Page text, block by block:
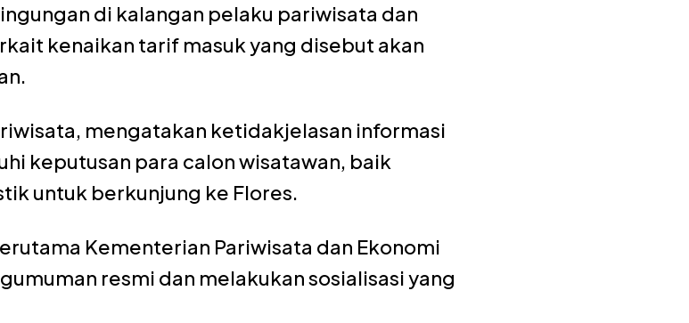
di kalangan pelaku pariwisata dan
kenaikan tarif masuk yang disebut akan
mengatakan ketidakjelasan informasi
keputusan para calon wisatawan, baik
untuk berkunjung ke Flores.
Kementerian Pariwisata dan Ekonomi
resmi dan melakukan sosialisasi yang